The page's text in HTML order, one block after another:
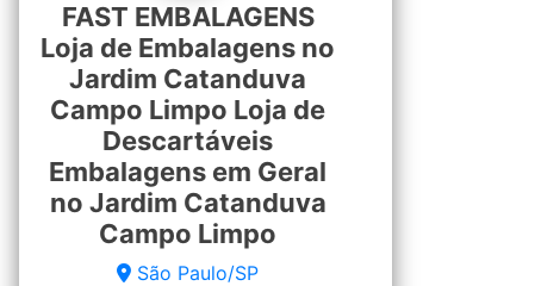
FAST EMBALAGENS
Loja de Embalagens no
Jardim Catanduva
Campo Limpo Loja de
Descartáveis
Embalagens em Geral
no Jardim Catanduva
Campo Limpo
São Paulo/SP